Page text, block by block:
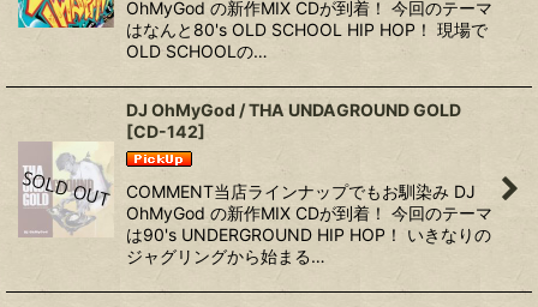
OhMyGod の新作MIX CDが到着！ 今回のテーマ
はなんと80's OLD SCHOOL HIP HOP！ 現場で
OLD SCHOOLの…
DJ OhMyGod / THA UNDAGROUND GOLD
[CD-142]
COMMENT当店ラインナップでもお馴染み DJ
OhMyGod の新作MIX CDが到着！ 今回のテーマ
は90's UNDERGROUND HIP HOP！ いきなりの
ジャグリングから始まる…